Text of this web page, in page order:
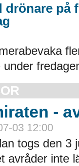
drönare på
-
03 12:00
togs den 3
avråder inte